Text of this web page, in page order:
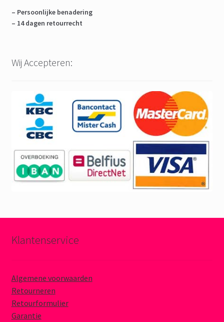
– Persoonlijke benadering
– 14 dagen retourrecht
Wij Accepteren:
Klantenservice
Algemene voorwaarden
Retourneren
Retourformulier
Garantie